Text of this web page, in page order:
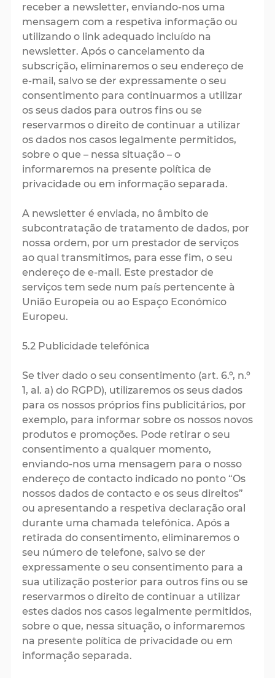
receber a newsletter, enviando-nos uma
mensagem com a respetiva informação ou
utilizando o link adequado incluído na
newsletter. Após o cancelamento da
subscrição, eliminaremos o seu endereço de
e-mail, salvo se der expressamente o seu
consentimento para continuarmos a utilizar
os seus dados para outros fins ou se
reservarmos o direito de continuar a utilizar
os dados nos casos legalmente permitidos,
sobre o que – nessa situação – o
informaremos na presente política de
privacidade ou em informação separada.
A newsletter é enviada, no âmbito de
subcontratação de tratamento de dados, por
nossa ordem, por um prestador de serviços
ao qual transmitimos, para esse fim, o seu
endereço de e-mail. Este prestador de
serviços tem sede num país pertencente à
União Europeia ou ao Espaço Económico
Europeu.
5.2 Publicidade telefónica
Se tiver dado o seu consentimento (art. 6.º, n.º
1, al. a) do RGPD), utilizaremos os seus dados
para os nossos próprios fins publicitários, por
exemplo, para informar sobre os nossos novos
produtos e promoções. Pode retirar o seu
consentimento a qualquer momento,
enviando-nos uma mensagem para o nosso
endereço de contacto indicado no ponto “Os
nossos dados de contacto e os seus direitos”
ou apresentando a respetiva declaração oral
durante uma chamada telefónica. Após a
retirada do consentimento, eliminaremos o
seu número de telefone, salvo se der
expressamente o seu consentimento para a
sua utilização posterior para outros fins ou se
reservarmos o direito de continuar a utilizar
estes dados nos casos legalmente permitidos,
sobre o que, nessa situação, o informaremos
na presente política de privacidade ou em
informação separada.